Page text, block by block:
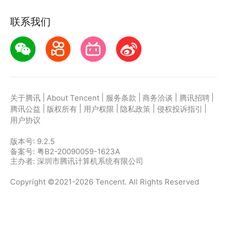
联系我们
关于腾讯 About Tencent 服务条款 商务洽谈 腾讯招聘
腾讯公益
版权所有 用户权限 隐私政策 侵权投诉指引
用户协议
版本号: 9.2.5
备案号: 粤B2-20090059-1623A
主办者: 深圳市腾讯计算机系统有限公司
Copyright ©2021-2026 Tencent. All Rights Reserved